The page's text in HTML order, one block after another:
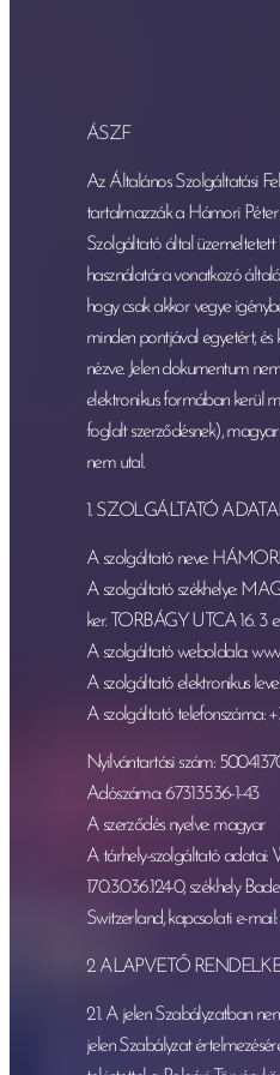
biztosítása
* Hűtőszekrény
* Wifi használat
Az előkészítést,
végén a takarítást is mi
ÁSZF
Az Általános Szolgáltatási
tartalmazzák a Hámori
Szolgáltató által
használatára vonatkozó
hogy csak akkor vegye
minden pontjával egyetért,
nézve. Jelen dokumentum
elektronikus formában kerül
foglalt szerződésnek),
nem utal.
1. SZOLGÁLTATÓ ADATAI
A szolgáltató neve:
A szolgáltató székhelye:
ker. TORBÁGY UTCA 16. 3
A szolgáltató weboldala:
A szolgáltató elektronikus
A szolgáltató telefonszáma:
Nyilvántartási szám:
Adószáma: 67313536-1-43
A szerződés nyelve: magyar
A tárhely-szolgáltató adatai:
170.3.036.124-0, székhely
Switzerland, kapcsolati e-
2. ALAPVETŐ
2.1. A jelen Szabályzatban
jelen Szabályzat